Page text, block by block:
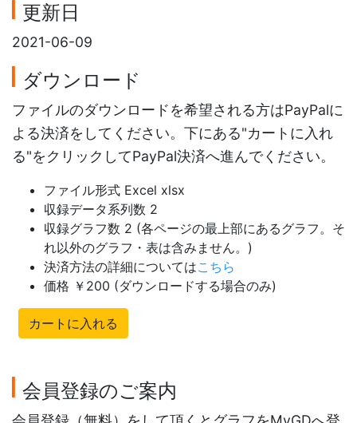
更新日
2021-06-09
ダウンロード
ファイルのダウンロードを希望される方はPayPalに
よる決済をしてください。下にある"カートに入れ
る"をクリックしてPayPal決済へ進んでください。
ファイル形式 Excel xlsx
収録データ系列数 2
収録グラフ数 2 (各ページの最上部にあるグラフ。そ
れ以外のグラフ・表は含みません。)
決済方法の詳細についてはこちら
価格 ￥200 (ダウンロードする場合のみ)
カートに入れる
会員登録のご案内